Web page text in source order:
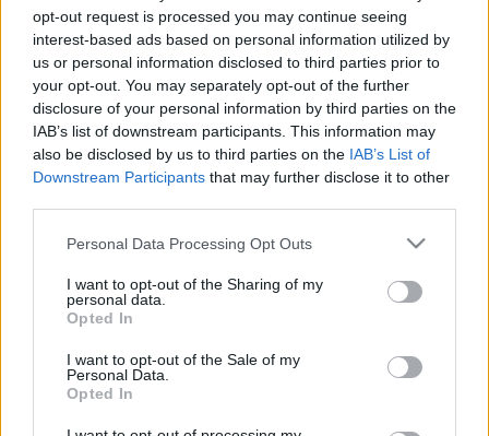
opt-out request is processed you may continue seeing
interest-based ads based on personal information utilized by
us or personal information disclosed to third parties prior to
your opt-out. You may separately opt-out of the further
disclosure of your personal information by third parties on the
IAB’s list of downstream participants. This information may
also be disclosed by us to third parties on the IAB’s List of
Downstream Participants that may further disclose it to other
Please note that this website/app uses one or more Google
not limited to your visit or usage behaviour. You may click to
grant or deny consent to Google and its third-party tags to
use your data for below specified purposes in below Google
consent section.
Personal Data Processing Opt Outs
I want to opt-out of the Sharing of my
personal data.
Opted In
I want to opt-out of the Sale of my
Personal Data.
Opted In
David Paich egy MTI-nek adott korábbi interjúban arról
beszélt, milyen érzés előadni az évtizedekkel ezelőtti
slágereket. „Ma sem unalmas az olyan számokat játszani,
mint amilyen azAfrica, a Hold the Linevagy azI’ll Be Over
You. Persze időnként fárasztó a próbákon a régi slágerek
eljátszása, de amikor a rajongóink előtt tesszük ezt a turnén,
mi is élvezzük. Nincs annál felemelőbb, amikor azt hallod,
Steve Lukather gitáros 2008-ban bejelentette, hogy kiszáll
a zenekarból, úgy tűnt, vége a hosszú és sikeres
történetnek, ám két évvel később a csapat újra összeállt –
már Bobby Kimball énekes nélkül – egy európai turnéra,